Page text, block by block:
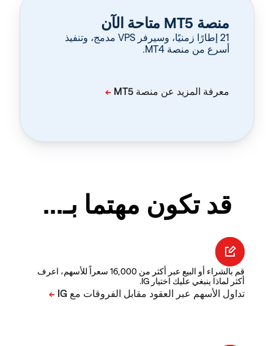
منصة MT5 متاحة الآن
‏21 إطارًا زمنيًا، وسيرفر VPS مدمج، وتنفيذ
أسرع من منصة MT4.
قد تكون مهتما بـ...
قم بالشراء أو البيع عبر أكثر من 16,000 سعراً للأسهم، اعرف
أكثر لماذا ينبغي عليك اختيار IG.